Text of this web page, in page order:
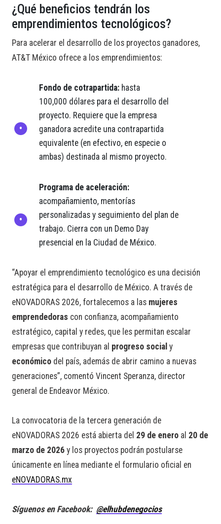
¿Qué beneficios tendrán los
emprendimientos tecnológicos?
Para acelerar el desarrollo de los proyectos ganadores,
AT&T México ofrece a los emprendimientos:
Fondo de cotrapartida: hasta
100,000 dólares para el desarrollo del
proyecto. Requiere que la empresa
ganadora acredite una contrapartida
equivalente (en efectivo, en especie o
ambas) destinada al mismo proyecto.
Programa de aceleración:
acompañamiento, mentorías
personalizadas y seguimiento del plan de
trabajo. Cierra con un Demo Day
presencial en la Ciudad de México.
“Apoyar el emprendimiento tecnológico es una decisión
estratégica para el desarrollo de México. A través de
eNOVADORAS 2026, fortalecemos a las mujeres
emprendedoras con confianza, acompañamiento
estratégico, capital y redes, que les permitan escalar
empresas que contribuyan al progreso social y
económico del país, además de abrir camino a nuevas
generaciones”, comentó Vincent Speranza, director
general de Endeavor México.
La convocatoria de la tercera generación de
eNOVADORAS 2026 está abierta del 29 de enero al 20 de
marzo de 2026 y los proyectos podrán postularse
únicamente en línea mediante el formulario oficial en
eNOVADORAS.mx
Síguenos en Facebook: @elhubdenegocios